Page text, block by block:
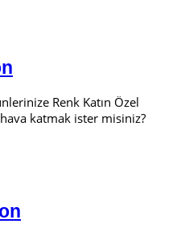
Renk Katın Özel
katmak ister misiniz?